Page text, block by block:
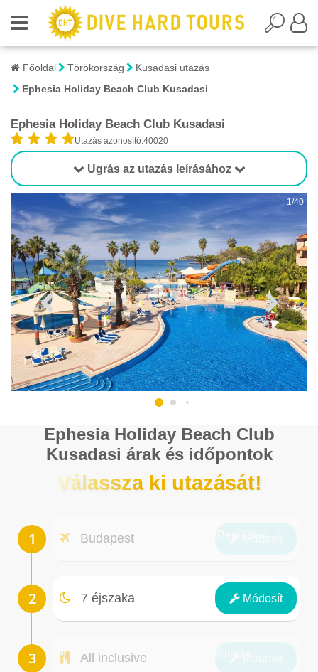
Főoldal Törökország
Kusadasi utazás
Ephesia Holiday Beach Club Kusadasi
Ephesia Holiday Beach Club Kusadasi
Utazás azonosító:40020
Ugrás az utazás leírásához
1/40
Ephesia Holiday Beach Club
Kusadasi árak és időpontok
Válassza ki utazását!
Budapest
7 éjszaka Módosít
Éjszakák
All inclusive